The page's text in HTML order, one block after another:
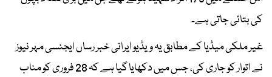
کی بتائی جاتی ہے۔
غیر ملکی میڈیا کے مطابق یہ ویڈیو ایرانی خبر رساں ایجنسی مہر نیوز
نے اتوار کو جاری کی، جس میں دکھایا گیا ہے کہ 28 فروری کو مناب